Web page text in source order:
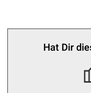
Hat Dir